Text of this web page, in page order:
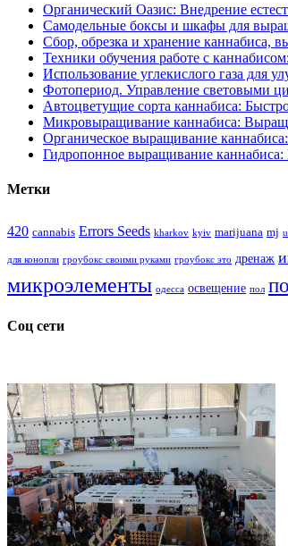
Органический Оазис: Внедрение
Самодельные боксы и шкафы для
Сбор, обрезка и хранение каннабиса,
Техники обучения работе с
Использование углекислого газа для
Фотопериод. Управление световыми
Автоцветущие сорта каннабиса:
Микровыращивание каннабиса:
Органическое выращивание
Гидропонное выращивание
Метки
420 cannabis Errors Seeds kharkov kyiv marijuana mj
для конопли гроубокс своими руками гроубокс это дренаж
микроэлементы одесса освещение пол
Соц сети